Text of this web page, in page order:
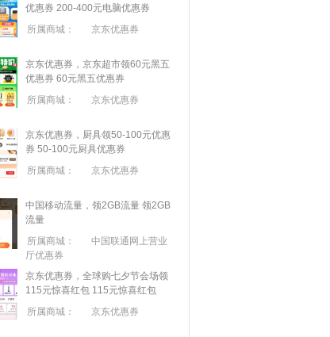
优惠券 200-400元电脑优惠券
所属商城：
京东优惠券
京东优惠券，京东超市领60元黑五
优惠券 60元黑五优惠券
所属商城：
京东优惠券
京东优惠券，厨具领50-100元优惠
券 50-100元厨具优惠券
所属商城：
京东优惠券
中国移动流量，领2GB流量 领2GB
流量
所属商城：
中国联通网上营业
厅优惠券
京东优惠券，全球购七夕节会场领
115元惊喜红包 115元惊喜红包
所属商城：
京东优惠券